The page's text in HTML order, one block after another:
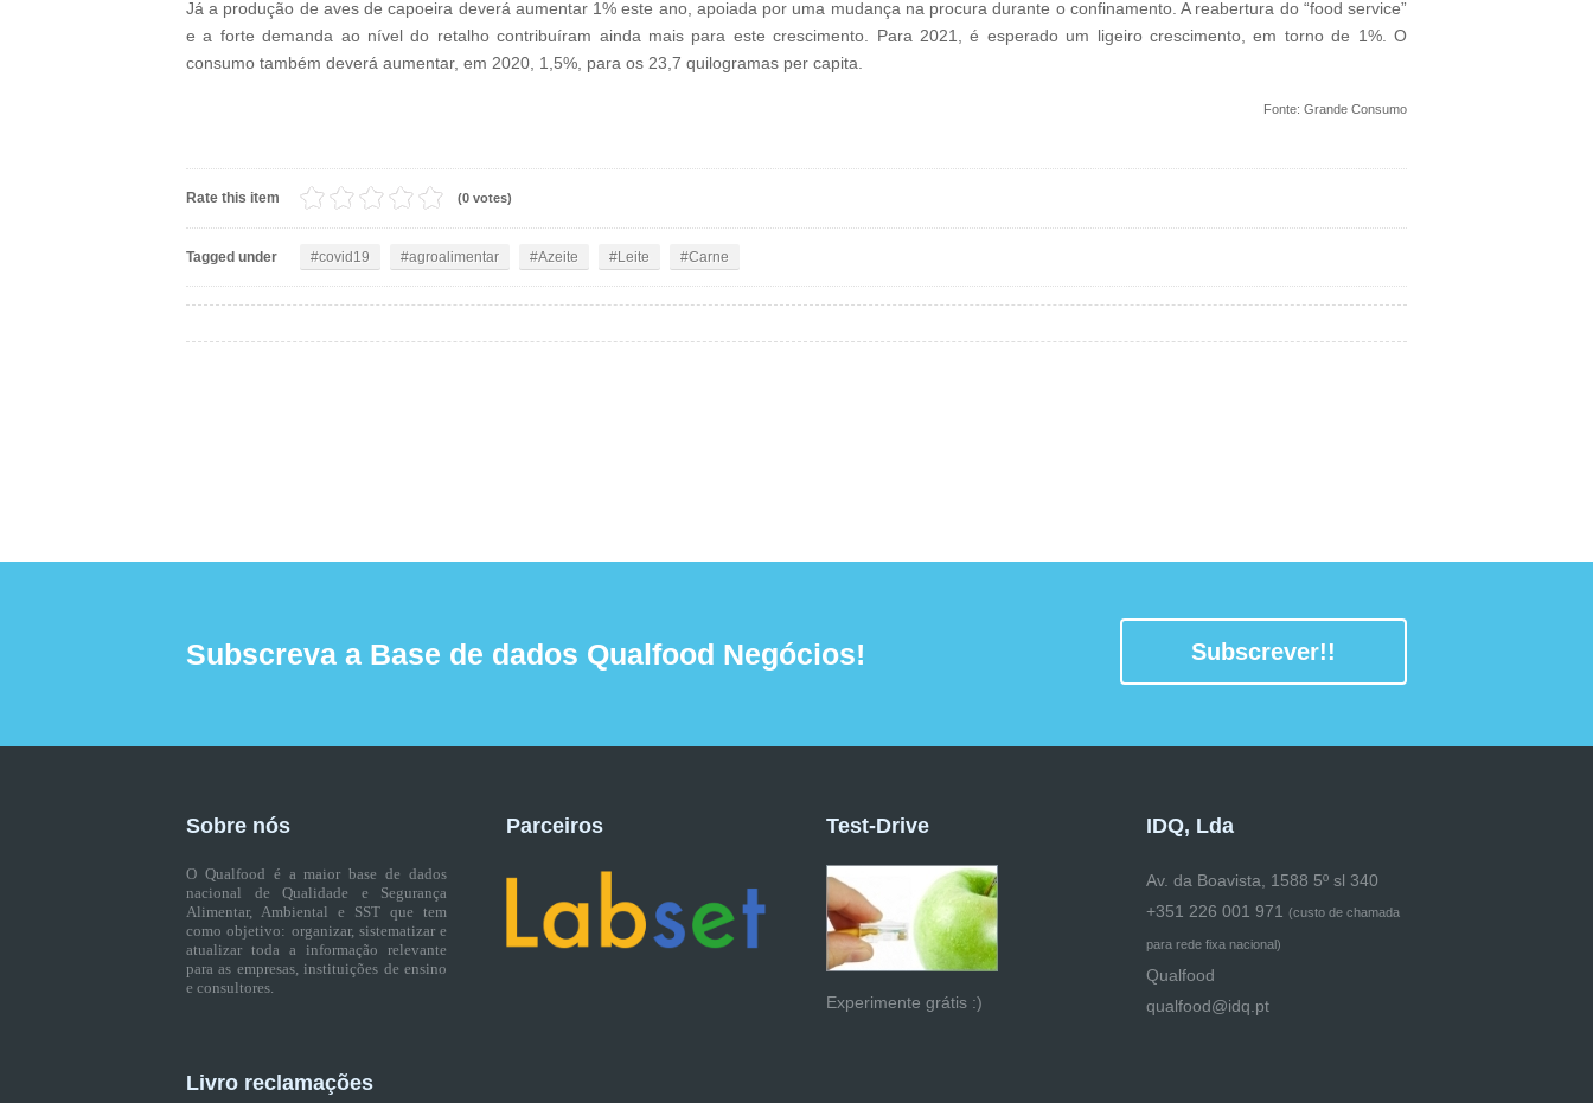
Já a produção de aves de capoeira deverá aumentar 1% este ano, apoiada por uma mudança na procura durante o confinamento. A reabertura do “food service”
e a forte demanda ao nível do retalho contribuíram ainda mais para este crescimento. Para 2021, é esperado um ligeiro crescimento, em torno de 1%. O
consumo também deverá aumentar, em 2020, 1,5%, para os 23,7 quilogramas per capita.
Fonte: Grande Consumo
Rate this item (0 votes)
Tagged under covid19 agroalimentar Azeite Leite Carne
Subscreva a Base de dados Qualfood Negócios! Subscrever!!
Sobre nós
O Qualfood é a maior base de dados
nacional de Qualidade e Segurança
Alimentar, Ambiental e SST que tem
como objetivo: organizar, sistematizar e
atualizar toda a informação relevante
para as empresas, instituições de ensino
e consultores.
Livro reclamações
Parceiros Test-Drive
Experimente grátis :)
IDQ, Lda
Av. da Boavista, 1588 5º sl 340
+351 226 001 971 (custo de chamada
para rede fixa nacional)
Qualfood
qualfood@idq.pt